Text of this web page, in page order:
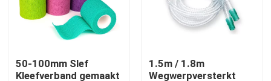
Thuis
50-100mm Slef
Kleefverband gemaakt
1.5m / 1.8m
Wegwerpversterkt